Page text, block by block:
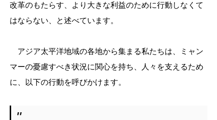
改革のもたらす、より大きな利益のために行動しなくて
はならない、と述べています。
アジア太平洋地域の各地から集まる私たちは、ミャン
マーの憂慮すべき状況に関心を持ち、人々を支えるため
に、以下の行動を呼びかけます。